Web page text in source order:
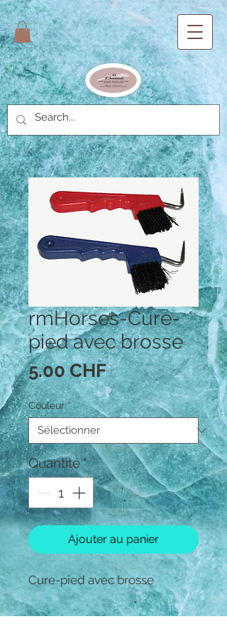
rmHorses-Cure-
pied avec brosse
5.00 CHFPrix
Couleur *
Quantité*
Ajouter au panier
Cure-pied avec brosse